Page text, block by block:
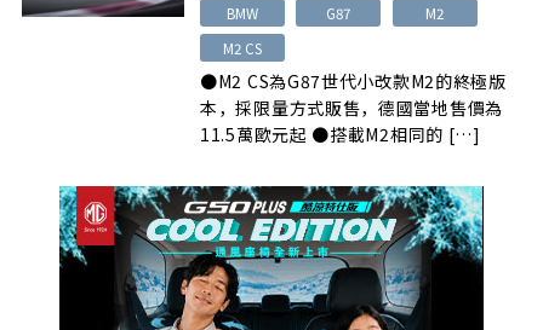
BMW G87
M2
M2 CS
●M2 CS為G87世代小改款M2的終極版
本，採限量方式販售，德國當地售價為
11.5萬歐元起 ●搭載M2相同的 […]